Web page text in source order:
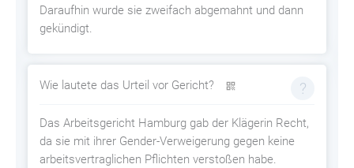
Daraufhin wurde sie zweifach abgemahnt und dann
gekündigt.
Wie lautete das Urteil vor Gericht?
Das Arbeitsgericht Hamburg gab der Klägerin Recht,
da sie mit ihrer Gender-Verweigerung gegen keine
arbeitsvertraglichen Pflichten verstoßen habe.